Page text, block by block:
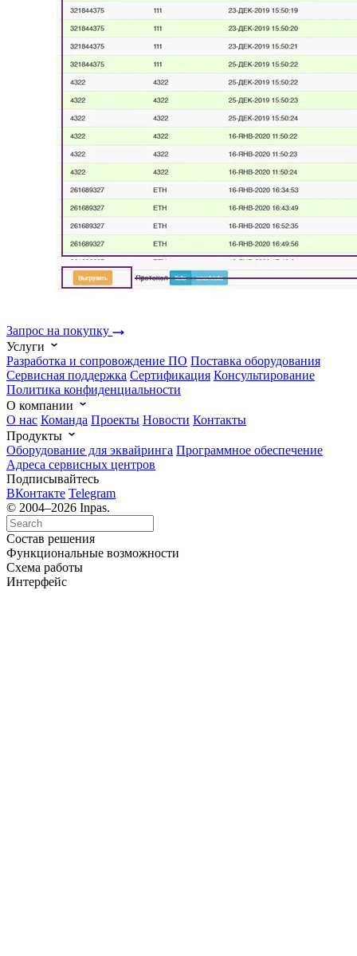
Запрос на покупку
Услуги
Разработка и сопровождение ПО Поставка оборудования
Сервисная поддержка Cертификация Консультирование
Политика конфиденциальности
О компании
О нас Команда Проекты Новости Контакты
Продукты
Оборудование для эквайринга Программное обеспечение
Адреса сервисных центров
Подписывайтесь
ВКонтакте Telegram
© 2004–2026 Inpas.
Состав решения
Функциональные возможности
Схема работы
Интерфейс